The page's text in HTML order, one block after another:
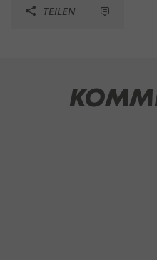
TEILEN